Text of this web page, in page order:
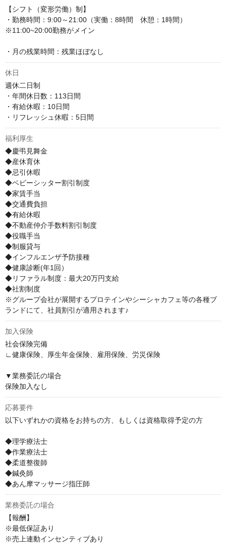
【シフト（変形労働）制】
・勤務時間：9:00～21:00（実働：8時間　休憩：1時間）
※11:00~20:00勤務がメイン
・月の残業時間：残業ほぼなし
休日
週休二日制
・年間休日数：113日間
・有給休暇：10日間
・リフレッシュ休暇：5日間
福利厚生
◆慶弔見舞金
◆産休育休
◆忌引休暇
◆ベビーシッター割引制度
◆家賃手当
◆交通費負担
◆有給休暇
◆不動産仲介手数料割引制度
◆役職手当
◆制服貸与
◆インフルエンザ予防接種
◆健康診断(年1回）
◆リファラル制度：最大20万円支給
◆社割制度
※グループ会社が展開するプロテインやシーシャカフェ等の各種ブ
ランドにて、社員割引が適用されます♪
加入保険
社会保険完備
∟健康保険、厚生年金保険、雇用保険、労災保険
▼業務委託の場合
保険加入なし
応募要件
以下いずれかの資格をお持ちの方、もしくは資格取得予定の方
◆理学療法士
◆作業療法士
◆柔道整復師
◆鍼灸師
◆あん摩マッサージ指圧師
業務委託の場合
【報酬】
※最低保証あり
※売上連動インセンティブあり